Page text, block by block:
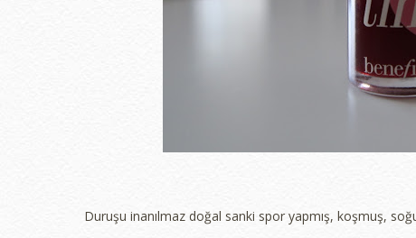
Duruşu inanılmaz doğal sanki spor yapmış, koşmuş,